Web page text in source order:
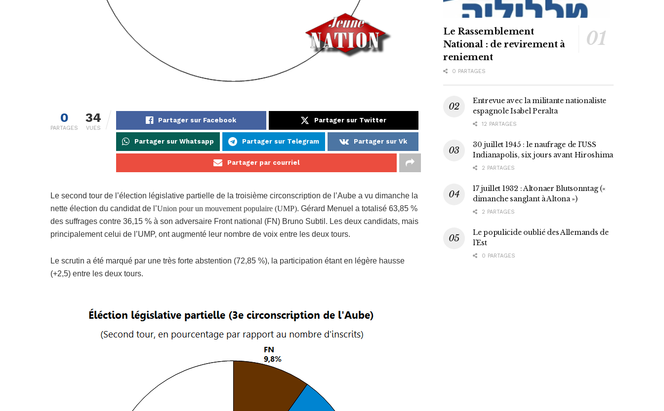
0
PARTAGES
34
VUES
Partager sur Facebook Partager sur Twitter
Partager sur Whatsapp Partager sur Telegram Partager sur Vk
Partager par courriel
Le second tour de l’élection législative partielle de la troisième circonscription de l’Aube a vu dimanche la
nette élection du candidat de l’Union pour un mouvement populaire (UMP). Gérard Menuel a totalisé 63,85 %
des suffrages contre 36,15 % à son adversaire Front national (FN) Bruno Subtil. Les deux candidats, mais
principalement celui de l’UMP, ont augmenté leur nombre de voix entre les deux tours.
Le scrutin a été marqué par une très forte abstention (72,85 %), la participation étant en légère hausse
(+2,5) entre les deux tours.
Le Rassemblement
National : de revirement à
reniement
0 PARTAGES
Entrevue avec la militante nationaliste
espagnole Isabel Peralta
12 PARTAGES
30 juillet 1945 : le naufrage de l’USS
Indianapolis, six jours avant Hiroshima
2 PARTAGES
17 juillet 1932 : Altonaer Blutsonntag («
dimanche sanglant à Altona »)
2 PARTAGES
Le populicide oublié des Allemands de
l’Est
0 PARTAGES